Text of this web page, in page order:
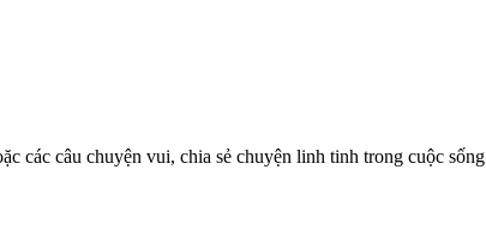
các câu chuyện vui, chia sẻ chuyện linh tinh trong cuộc sống